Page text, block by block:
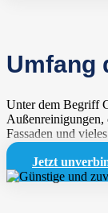
Umfang
Unter dem Begriff
Außenreinigungen,
Fassaden und
Jetzt